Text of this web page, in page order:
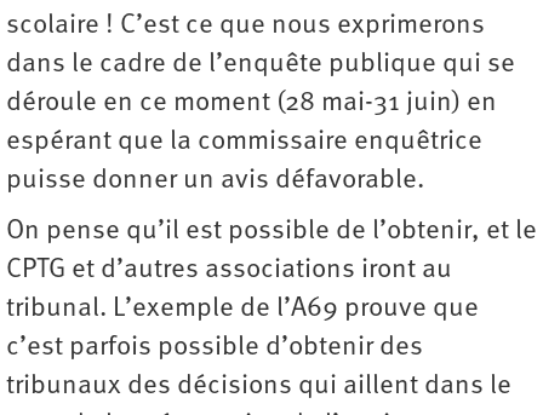
scolaire ! C’est ce que nous exprimerons
dans le cadre de l’enquête publique qui se
déroule en ce moment (28 mai-31 juin) en
espérant que la commissaire enquêtrice
puisse donner un avis défavorable.
On pense qu’il est possible de l’obtenir, et le
CPTG et d’autres associations iront au
tribunal. L’exemple de l’A69 prouve que
c’est parfois possible d’obtenir des
tribunaux des décisions qui aillent dans le